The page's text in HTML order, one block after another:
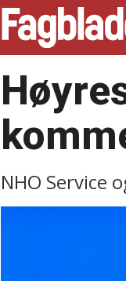
NHO Service